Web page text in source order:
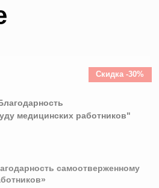
Скидка -30%
самоотверженному